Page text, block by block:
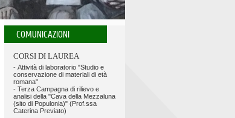
COMUNICAZIONI
CORSI DI LAUREA
- Attività di laboratorio "Studio e
conservazione di materiali di età
romana"
- Terza Campagna di rilievo e
analisi della "Cava della Mezzaluna
(sito di Populonia)" (Prof.ssa
Caterina Previato)